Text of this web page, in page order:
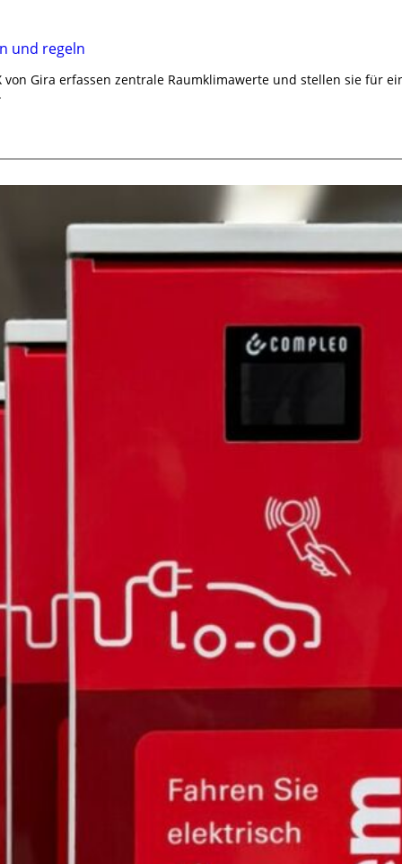
und regeln
von Gira erfassen zentrale Raumklimawerte und stellen sie für